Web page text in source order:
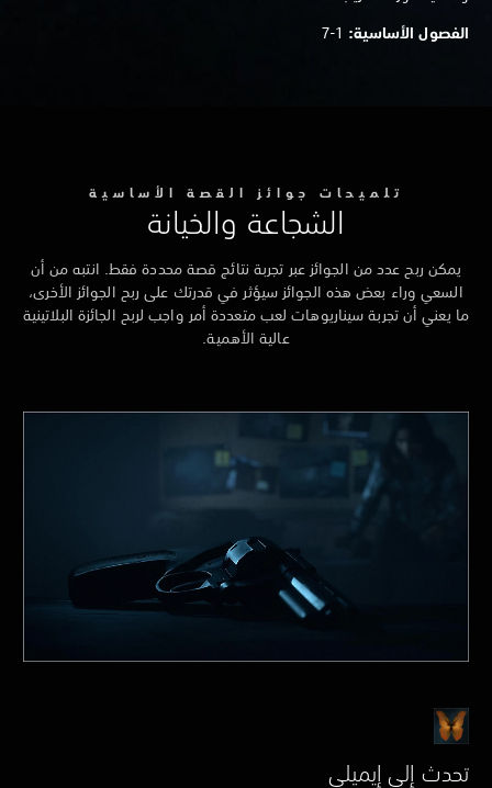
الفصول الأساسية:1-7
تلميحات جوائز القصة الأساسية
الشجاعة والخيانة
يمكن ربح عدد من الجوائز عبر تجربة نتائج قصة محددة فقط. انتبه من أن
السعي وراء بعض هذه الجوائز سيؤثر في قدرتك على ربح الجوائز الأخرى،
ما يعني أن تجربة سيناريوهات لعب متعددة أمر واجب لربح الجائزة البلاتينية
عالية الأهمية.
تحدث إلى إيميلي